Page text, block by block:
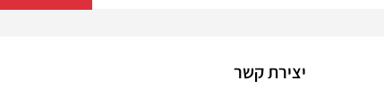
יצירת קשר